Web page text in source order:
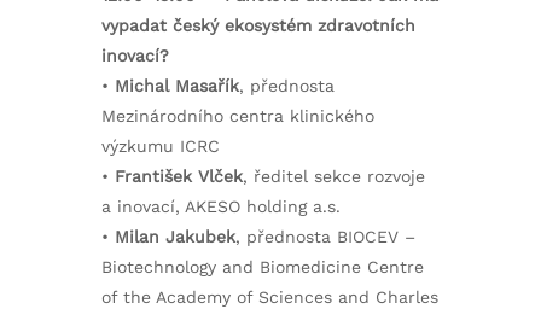
vypadat český ekosystém zdravotních
inovací?
• Michal Masařík, přednosta
Mezinárodního centra klinického
výzkumu ICRC
• František Vlček, ředitel sekce rozvoje
a inovací, AKESO holding a.s.
• Milan Jakubek, přednosta BIOCEV –
Biotechnology and Biomedicine Centre
of the Academy of Sciences and Charles